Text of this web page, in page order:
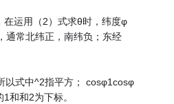
在运用（2）式求θ时，纬度φ
通常北纬正，南纬负；东经
以式中^2指平方； cosφ1cosφ
和和2为下标。